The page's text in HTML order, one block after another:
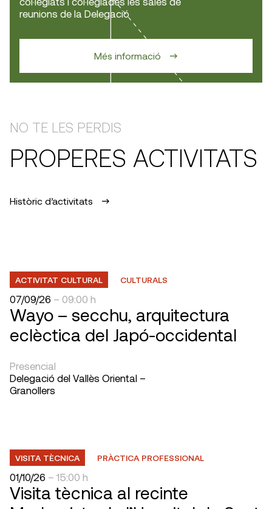
reunions de la Delegació
Més informació
NO TE LES PERDIS
PROPERES ACTIVITATS
Històric d’activitats
ACTIVITAT CULTURAL CULTURALS
07/09/26 – 09:00 h
Wayo – secchu, arquitectura
eclèctica del Japó-occidental
Presencial
Delegació del Vallès Oriental –
Granollers
VISITA TÈCNICA PRÀCTICA PROFESSIONAL
01/10/26 – 15:00 h
Visita tècnica al recinte